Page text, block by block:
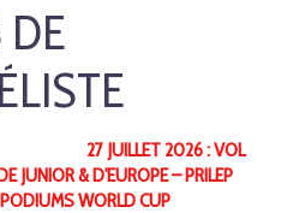
DE
27 JUILLET 2026 : VOL
JUNIOR & D'EUROPE – PRILEP
WORLD CUP